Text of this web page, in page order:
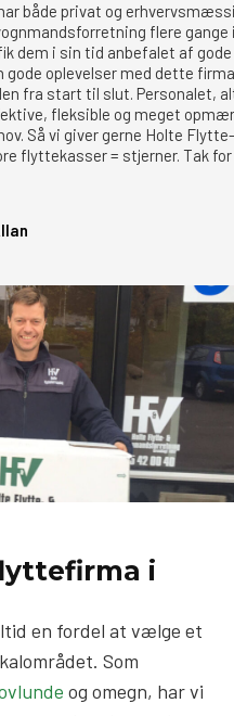
og erhvervsmæssigt,
flere gange i
tid anbefalet af gode venner.
med dette firma. Deres
til slut. Personalet, altså dem
og meget opmærksomme
gerne Holte Flytte- &
= stjerner. Tak for hjælpen
i
en fordel at vælge et
Som
og omegn, har vi